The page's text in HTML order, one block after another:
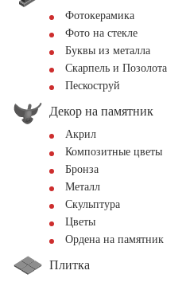
Фотокерамика
Фото на стекле
Буквы из металла
Скарпель и Позолота
Пескоструй
Декор на памятник
Акрил
Композитные цветы
Бронза
Металл
Скульптура
Цветы
Ордена на памятник
Плитка